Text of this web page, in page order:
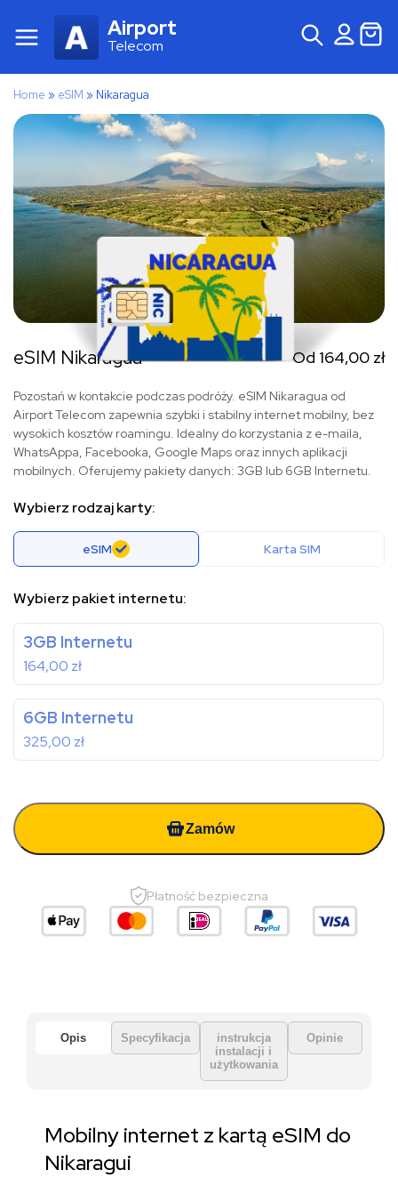
Airport
Telecom
Home » eSIM » Nikaragua
eSIM Nikaragua Od 164,00 zł
Pozostań w kontakcie podczas podróży. eSIM Nikaragua od
Airport Telecom zapewnia szybki i stabilny internet mobilny, bez
wysokich kosztów roamingu. Idealny do korzystania z e-maila,
WhatsAppa, Facebooka, Google Maps oraz innych aplikacji
mobilnych. Oferujemy pakiety danych: 3GB lub 6GB Internetu.
Wybierz rodzaj karty:
eSIM Karta SIM
Wybierz pakiet internetu:
3GB Internetu
164,00 zł
6GB Internetu
325,00 zł
Zamów
Płatność bezpieczna
Opis Specyfikacja
instrukcja
instalacji i
użytkowania
Opinie
Mobilny internet z kartą eSIM do
Nikaragui